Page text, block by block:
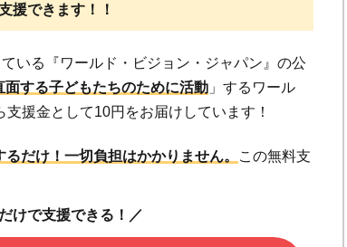
援できます！！
いる『ワールド・ビジョン・ジャパン』の公
面する子どもたちのために活動 」するワール
援金として10円をお届けしています！
だけ！ 一切負担はかかりません。
この無料支
けで支援できる！／